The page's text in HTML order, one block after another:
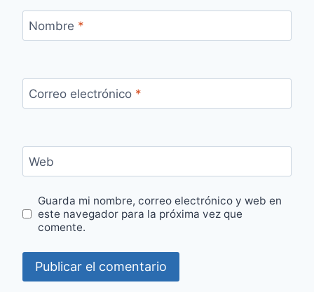
Nombre *
Correo electrónico *
Web
Guarda mi nombre, correo electrónico y web en
este navegador para la próxima vez que
comente.